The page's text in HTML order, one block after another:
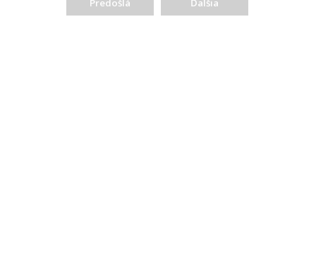
Predošlá Ďalšia